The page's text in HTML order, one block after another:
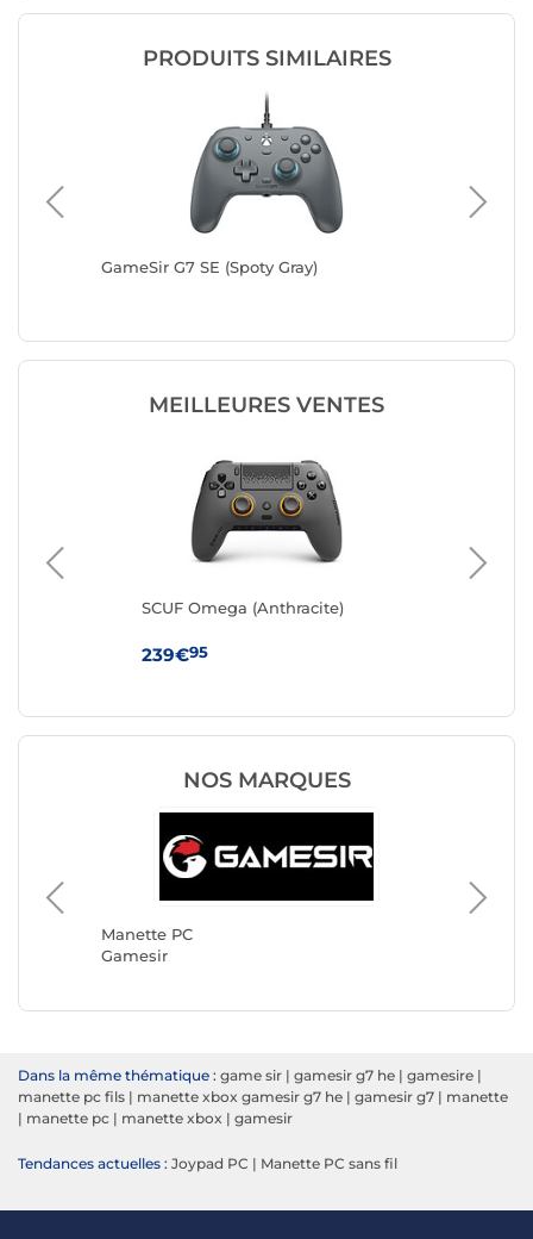
PRODUITS SIMILAIRES
GameSir G7 SE (Spoty Gray)
MEILLEURES VENTES
SCUF Omega (Anthracite)
239€95
NOS MARQUES
Manette PC
Gamesir
Turtle
Dans la même thématique : game sir | gamesir g7 he | gamesire |
manette pc fils | manette xbox gamesir g7 he | gamesir g7 | manette
| manette pc | manette xbox | gamesir
Tendances actuelles : Joypad PC | Manette PC sans fil